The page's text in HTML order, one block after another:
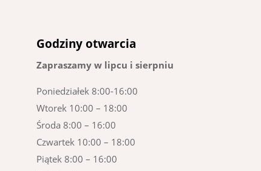
Godziny otwarcia
Zapraszamy w lipcu i sierpniu
Poniedziałek 8:00-16:00
Wtorek 10:00 – 18:00
Środa 8:00 – 16:00
Czwartek 10:00 – 18:00
Piątek 8:00 – 16:00